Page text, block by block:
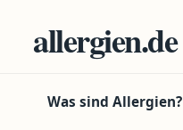
allergien.de
Was sind Allergien?